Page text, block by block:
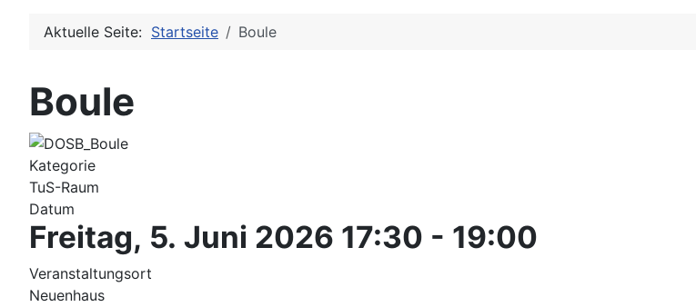
Aktuelle Seite: Startseite Boule
Boule
Kategorie
TuS-Raum
Datum
Freitag, 5. Juni 2026 17:30 - 19:00
Veranstaltungsort
Neuenhaus